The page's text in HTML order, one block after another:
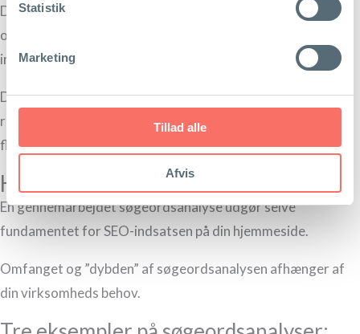
Statistik
Marketing
Tillad alle
Afvis
Det kan være en stor øjenåbner helt konkret at blive klar
over, hvad dine potentielle kunder søger efter og
interesserer sig for.
Det kan føre til nye ydelser og produkter, eller idéer til nyt
relevant og målrettet indhold, som kan tiltrække endnu
flere kunder.
Hvad koster en søgeordsanalyse?
En gennemarbejdet søgeordsanalyse udgør selve
fundamentet for SEO-indsatsen på din hjemmeside.
Omfanget og ”dybden” af søgeordsanalysen afhænger af
din virksomheds behov.